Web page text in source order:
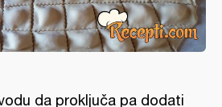
da proključa pa dodati